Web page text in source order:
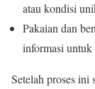
atau kondisi
Pakaian dan
informasi
Setelah proses ini